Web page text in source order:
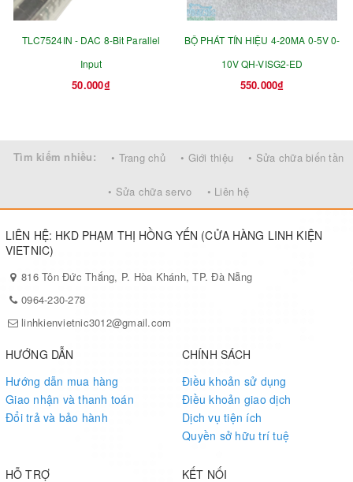
TLC7524IN - DAC 8-Bit Parallel
Input
50.000₫
BỘ PHÁT TÍN HIỆU 4-20MA 0-5V 0-
10V QH-VISG2-ED
550.000₫
Tìm kiếm nhiều: • Trang chủ • Giới thiệu • Sửa chữa biến tần
• Sửa chữa servo • Liên hệ
LIÊN HỆ: HKD PHẠM THỊ HỒNG YẾN (CỬA HÀNG LINH KIỆN
VIETNIC)
816 Tôn Đức Thắng, P. Hòa Khánh, TP. Đà Nẵng
0964-230-278
linhkienvietnic3012@gmail.com
HƯỚNG DẪN
Hướng dẫn mua hàng
Giao nhận và thanh toán
Đổi trả và bảo hành
CHÍNH SÁCH
Điều khoản sử dụng
Điều khoản giao dịch
Dịch vụ tiện ích
Quyền sở hữu trí tuệ
HỖ TRỢ KẾT NỐI